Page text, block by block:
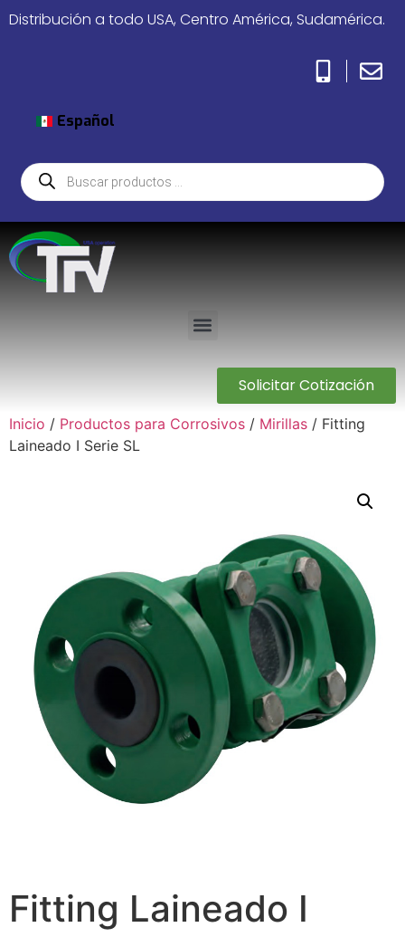
Distribución a todo USA, Centro América, Sudamérica.
Español
Solicitar Cotización
Inicio / Productos para Corrosivos / Mirillas / Fitting
Laineado I Serie SL
Fitting Laineado I